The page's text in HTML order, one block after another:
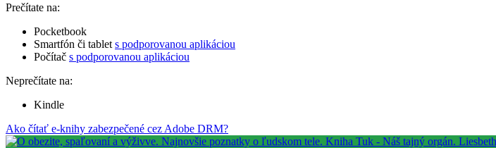
Prečítate na:
Pocketbook
Smartfón či tablet s podporovanou aplikáciou
Počítač s podporovanou aplikáciou
Neprečítate na:
Kindle
Ako čítať e-knihy zabezpečené cez Adobe DRM?